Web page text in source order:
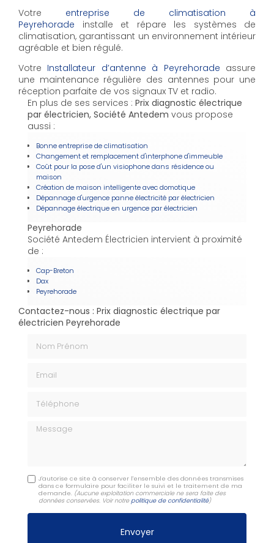
Votre entreprise de climatisation à
Peyrehorade installe et répare les systèmes de
climatisation, garantissant un environnement intérieur
agréable et bien régulé.
Votre Installateur d’antenne à Peyrehorade assure
une maintenance régulière des antennes pour une
réception parfaite de vos signaux TV et radio.
En plus de ses services : Prix diagnostic électrique
par électricien, Société Antedem vous propose
aussi :
Bonne entreprise de climatisation
Changement et remplacement d'interphone d'immeuble
Coût pour la pose d'un visiophone dans résidence ou
maison
Création de maison intelligente avec domotique
Dépannage d'urgence panne électricité par électricien
Dépannage électrique en urgence par électricien
Peyrehorade
Société Antedem Électricien intervient à proximité
de :
Cap-Breton
Dax
Peyrehorade
Contactez-nous : Prix diagnostic électrique par
électricien Peyrehorade
Message
J'autorise ce site à conserver l'ensemble des données transmises
dans ce formulaire pour faciliter le suivi et le traitement de ma
demande. (Aucune exploitation commerciale ne sera faite des
données conservées. Voir notre politique de confidentialité)